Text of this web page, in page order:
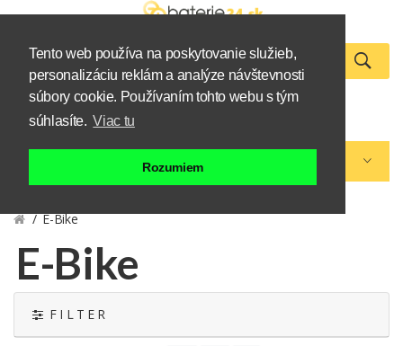
Tento web používa na poskytovanie služieb,
personalizáciu reklám a analýze návštevnosti
súbory cookie. Používaním tohto webu s tým
súhlasíte. Viac tu
Rozumiem
Košík Zákazník
Kategórie eshopu
E-Bike
E-Bike
F I L T E R